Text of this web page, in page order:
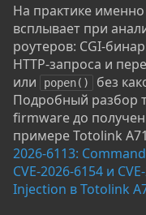
На практике
всплывает при
роутеров: CGI-
HTTP-запроса и
или popen()
без
Подробный разбор
firmware до
примере Totolink
2026-6113:
CVE-2026-6154 и
Injection в Totolink